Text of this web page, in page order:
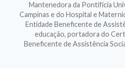
Mantenedora da Pontifícia
Campinas e do Hospital e
Entidade Beneficente de
educação, portadora do
Beneficente de Assistência